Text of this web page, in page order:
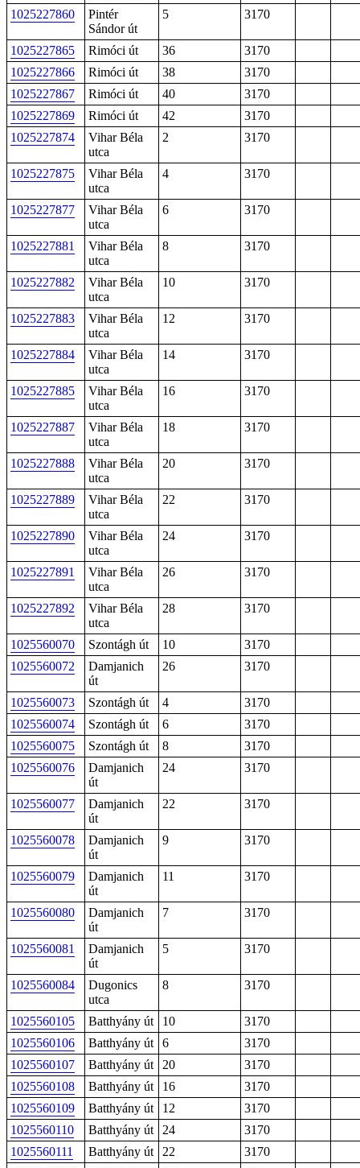
1025227860
Pintér
Sándor út
5 3170
1025227865 Rimóci út 36
3170
1025227866
Rimóci út 38
3170
1025227867
Rimóci út 40
3170
1025227869
Rimóci út 42
3170
1025227874
Vihar Béla
utca
2 3170
1025227875
Vihar Béla
utca
4 3170
1025227877
Vihar Béla
utca
6 3170
1025227881
Vihar Béla
utca
8 3170
1025227882
Vihar Béla
utca
10 3170
1025227883
Vihar Béla
utca
12 3170
1025227884
Vihar Béla
utca
14 3170
1025227885
Vihar Béla
utca
16 3170
1025227887
Vihar Béla
utca
18 3170
1025227888
Vihar Béla
utca
20 3170
1025227889
Vihar Béla
utca
22 3170
1025227890
Vihar Béla
utca
24 3170
1025227891
Vihar Béla
utca
26 3170
1025227892
Vihar Béla
utca
28 3170
1025560070 Szontágh út 10
3170
1025560072
Damjanich
út
26 3170
1025560073 Szontágh út 4
3170
1025560074
Szontágh út 6
3170
1025560075
Szontágh út 8
3170
1025560076
Damjanich
út
24 3170
1025560077
Damjanich
út
22 3170
1025560078
Damjanich
út
9 3170
1025560079
Damjanich
út
11 3170
1025560080
Damjanich
út
7 3170
1025560081
Damjanich
út
5 3170
1025560084
Dugonics
utca
8 3170
1025560105 Batthyány út 10
3170
1025560106
Batthyány út 6
3170
1025560107
Batthyány út 20
3170
1025560108
Batthyány út 16
3170
1025560109
Batthyány út 12
3170
1025560110
Batthyány út 24
3170
1025560111
Batthyány út 22
3170